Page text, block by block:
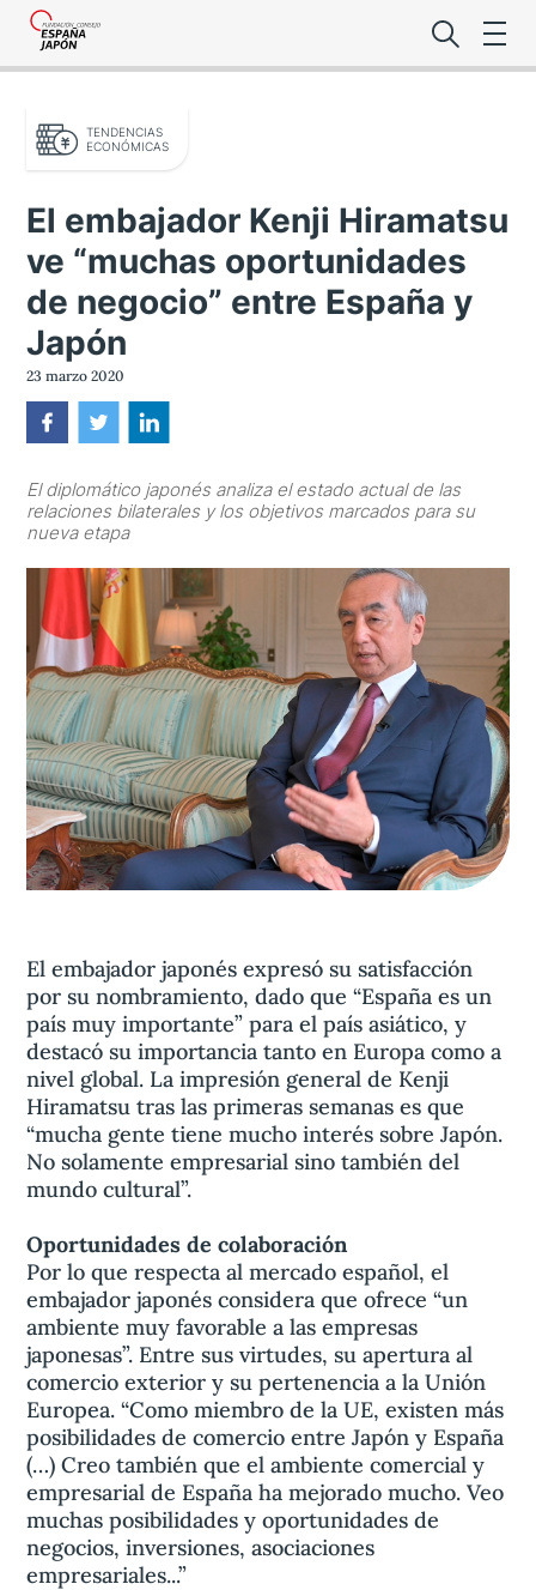
Lo último de la
Foro
Noticias
Aviso legal
de privacidad
Contacta
TENDENCIAS
ECONÓMICAS
El embajador Kenji Hiramatsu
ve “muchas oportunidades
de negocio” entre España y
Japón
23 marzo 2020
El diplomático japonés analiza el estado actual de las
relaciones bilaterales y los objetivos marcados para su
nueva etapa
El embajador japonés expresó su satisfacción
por su nombramiento, dado que “España es un
país muy importante” para el país asiático, y
destacó su importancia tanto en Europa como a
nivel global. La impresión general de Kenji
Hiramatsu tras las primeras semanas es que
“mucha gente tiene mucho interés sobre Japón.
No solamente empresarial sino también del
mundo cultural”.
Oportunidades de colaboración
Por lo que respecta al mercado español, el
embajador japonés considera que ofrece “un
ambiente muy favorable a las empresas
japonesas”. Entre sus virtudes, su apertura al
comercio exterior y su pertenencia a la Unión
Europea. “Como miembro de la UE, existen más
posibilidades de comercio entre Japón y España
(…) Creo también que el ambiente comercial y
empresarial de España ha mejorado mucho. Veo
muchas posibilidades y oportunidades de
negocios, inversiones, asociaciones
empresariales...”